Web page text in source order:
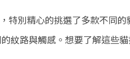
特別精心的挑選了多款不同
紋路與觸感。想要了解這些